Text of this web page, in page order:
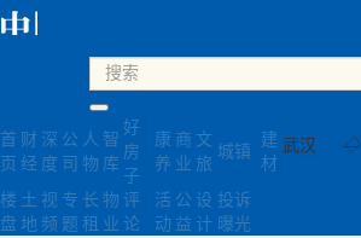
武汉 ◇
首
页
财
经
深
度
公
司
人
物
智
库
好
房
子
康
养
商
业
文
旅
城镇
建
材
楼
盘
土
地
视
频
专
题
长
租
物
业
评
论
活
动
公
益
设
计
投诉
曝光